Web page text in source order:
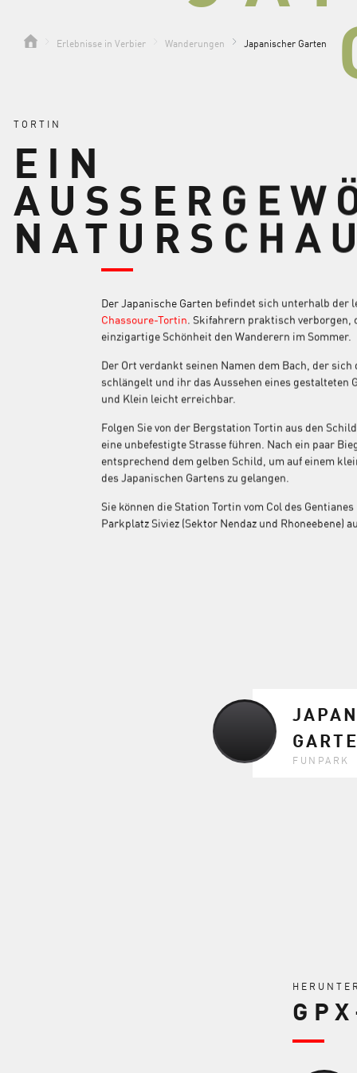
Erlebnisse in Verbier Wanderungen Japanischer Garten
TORTIN
EIN
Der Japanische Garten befindet sich unterhalb der
Chassoure-Tortin. Skifahrern praktisch verborgen,
einzigartige Schönheit den Wanderern im Sommer.
Der Ort verdankt seinen Namen dem Bach, der
schlängelt und ihr das Aussehen eines gestalteten
und Klein leicht erreichbar.
Folgen Sie von der Bergstation Tortin aus den
eine unbefestigte Strasse führen. Nach ein paar
entsprechend dem gelben Schild, um auf einem
des Japanischen Gartens zu gelangen.
Sie können die Station Tortin vom Col des
Parkplatz Siviez (Sektor Nendaz und Rhoneebene)
FUNPARK